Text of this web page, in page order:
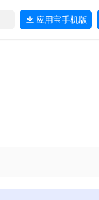
应用宝手机版